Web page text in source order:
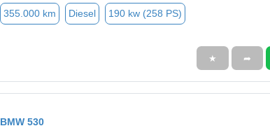
355.000 km Diesel 190 kw (258 PS)
★ ➦
BMW 530